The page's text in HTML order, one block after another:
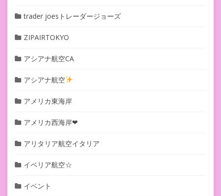
trader joesトレーダージョーズ
ZIPAIRTOKYO
アシアナ航空CA
アシアナ航空
アメリカ東海岸
アメリカ西海岸❤︎
アリタリア航空イタリア
イベリア航空☆
イベント